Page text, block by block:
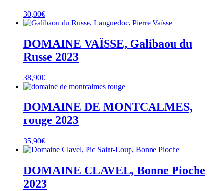
30,00€
DOMAINE VAÏSSE, Galibaou du
Russe 2023
38,90€
DOMAINE DE MONTCALMES,
rouge 2023
35,90€
DOMAINE CLAVEL, Bonne Pioche
2023